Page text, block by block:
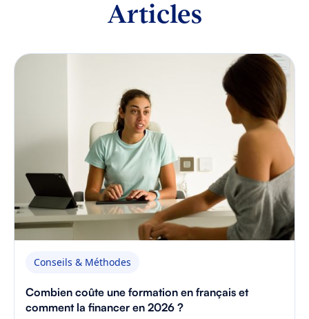
Articles
Conseils & Méthodes
Combien coûte une formation en français et
comment la financer en 2026 ?